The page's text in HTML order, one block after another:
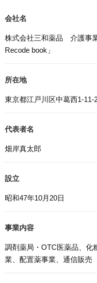
5. 安全管理措置
応募者等の個人情報を
るとともに、不正なアク
毀損から保護するため、
本ウェブサイトでは、一
セスに関する情報であり
らCookieを無効にするこ
7. アクセス解析ツールに
本ウェブサイトでは、
は匿名で収集されており
ることが出来ます。
本プライバシーポリシ
シーポリシーで別段の定
会社名
株式会社三和薬品 介護事
Recode book」
所在地
東京都江戸川区中葛西1-11-
代表者名
畑岸真太郎
設立
昭和47年10月20日
事業内容
調剤薬局・OTC医薬品、化
業、配置薬事業、通信販売